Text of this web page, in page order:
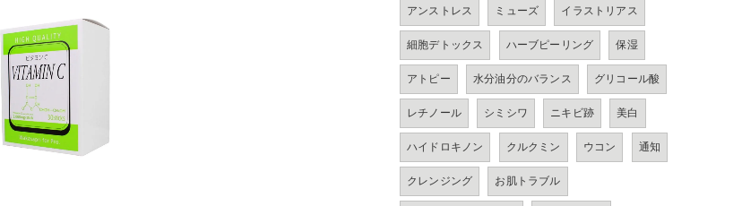
アンストレス ミューズ イラストリアス
細胞デトックス ハーブピーリング 保湿
アトピー 水分油分のバランス グリコール酸
レチノール シミシワ ニキビ跡 美白
ハイドロキノン クルクミン ウコン 通知
クレンジング お肌トラブル